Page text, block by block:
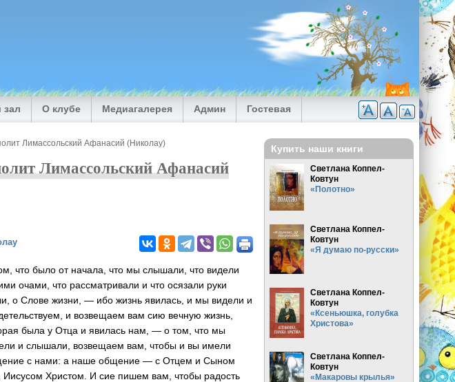
зал О клубе Медиагалерея Админ Гостевая
Лимассольский Афанасий (Николау)
Лимассольский Афанасий
что было от начала, что мы слышали, что видели
очами, что рассматривали и что осязали руки
о Слове жизни, — ибо жизнь явилась, и мы видели и
и возвещаем вам сию вечную жизнь,
была у Отца и явилась нам, — о том, что мы
и слышали, возвещаем вам, чтобы и вы имели
с нами: а наше общение — с Отцем и Сыном
Иисусом Христом. И сие пишем вам, чтобы радость
Купить наши книги
Светлана Коппел-
Ковтун
«Полотно»
Светлана Коппел-
Ковтун
«Я думаю по-русски»
Светлана Коппел-
Ковтун
«Ксеньюшка, голубка
Христова»
Светлана Коппел-
Ковтун
«Макаровы крылья»